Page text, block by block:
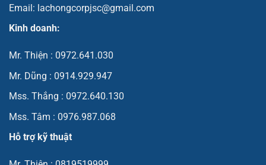
Email: lachongcorpjsc@gmail.com
Kinh doanh:
Mr. Thiện : 0972.641.030
Mr. Dũng : 0914.929.947
Mss. Thắng : 0972.640.130
Mss. Tâm : 0976.987.068
Hỗ trợ kỹ thuật